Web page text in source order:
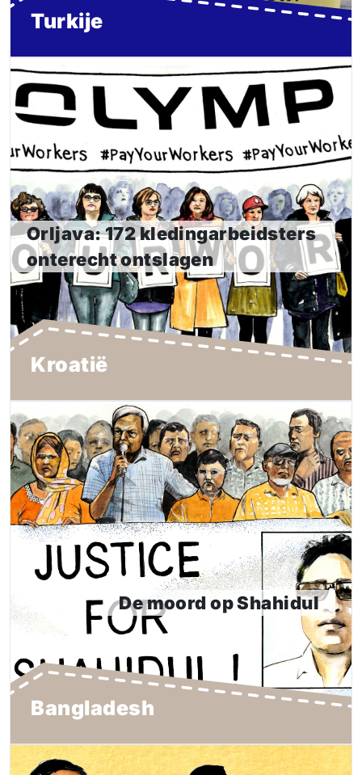
Turkije
Orljava: 172 kledingarbeidsters
onterecht ontslagen
Kroatië
Orljava: 172 kledingarbeidsters
onterecht ontslagen
Al meer dan vijf decennia kocht het Duitse merk OLYMP
zijn producten in bij kledingfabriek Orljava in Požega,
Kroatië. Het was de belangrijkste klant van de fabriek.
Door lage prijzen die OLYMP betaalde, ging de fabriek
failliet toen het merk volledig stopte met inkopen.
Lees meer
De moord op Shahidul
Bangladesh
De moord op Shahidul
Op 25 juni 2023 werd Shahidul Islam op brute wijze
vermoord. De moord vond voor de fabriek Prince
Jacquard Sweaters Ltd. plaats, waar hij met arbeiders
had gesproken over een geschil over onbetaalde lonen.
De pogingen van Shahidul om werknemers vreedzaam
te organiseren werden beantwoord met geweld, met
zijn dood als gevolg.
Lees meer